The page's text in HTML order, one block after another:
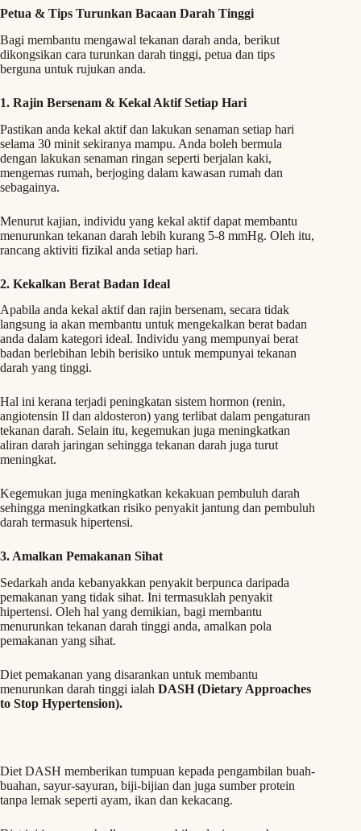
Petua & Tips Turunkan Bacaan Darah Tinggi
Bagi membantu mengawal tekanan darah anda, berikut
dikongsikan cara turunkan darah tinggi, petua dan tips
berguna untuk rujukan anda.
1. Rajin Bersenam & Kekal Aktif Setiap Hari
Pastikan anda kekal aktif dan lakukan senaman setiap hari
selama 30 minit sekiranya mampu. Anda boleh bermula
dengan lakukan senaman ringan seperti berjalan kaki,
mengemas rumah, berjoging dalam kawasan rumah dan
sebagainya.
Menurut kajian, individu yang kekal aktif dapat membantu
menurunkan tekanan darah lebih kurang 5-8 mmHg. Oleh itu,
rancang aktiviti fizikal anda setiap hari.
2. Kekalkan Berat Badan Ideal
Apabila anda kekal aktif dan rajin bersenam, secara tidak
langsung ia akan membantu untuk mengekalkan berat badan
anda dalam kategori ideal. Individu yang mempunyai berat
badan berlebihan lebih berisiko untuk mempunyai tekanan
darah yang tinggi.
Hal ini kerana terjadi peningkatan sistem hormon (renin,
angiotensin II dan aldosteron) yang terlibat dalam pengaturan
tekanan darah. Selain itu, kegemukan juga meningkatkan
aliran darah jaringan sehingga tekanan darah juga turut
meningkat.
Kegemukan juga meningkatkan kekakuan pembuluh darah
sehingga meningkatkan risiko penyakit jantung dan pembuluh
darah termasuk hipertensi.
3. Amalkan Pemakanan Sihat
Sedarkah anda kebanyakkan penyakit berpunca daripada
pemakanan yang tidak sihat. Ini termasuklah penyakit
hipertensi. Oleh hal yang demikian, bagi membantu
menurunkan tekanan darah tinggi anda, amalkan pola
pemakanan yang sihat.
Diet pemakanan yang disarankan untuk membantu
menurunkan darah tinggi ialah DASH (Dietary Approaches
to Stop Hypertension).
Diet DASH memberikan tumpuan kepada pengambilan buah-
buahan, sayur-sayuran, biji-bijian dan juga sumber protein
tanpa lemak seperti ayam, ikan dan kekacang.